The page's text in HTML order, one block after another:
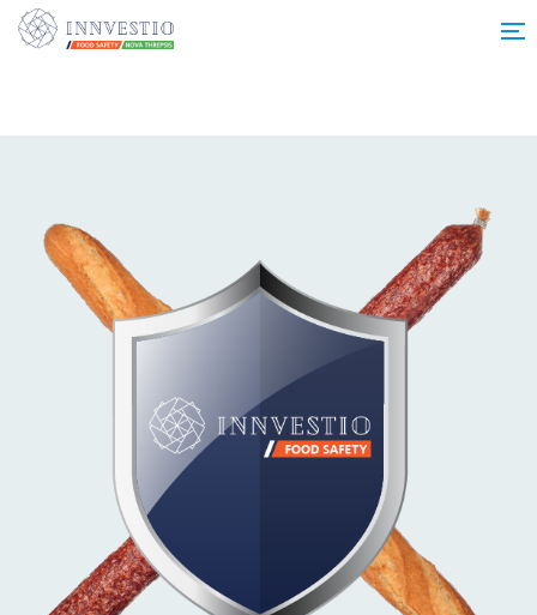
Additionally, paste this code immediately after the opening tag: